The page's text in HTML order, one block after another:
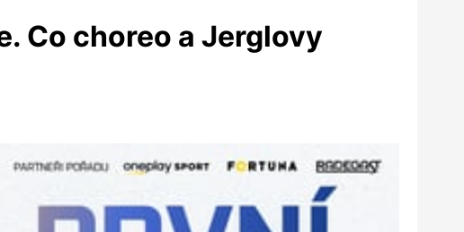
Co choreo a Jerglovy